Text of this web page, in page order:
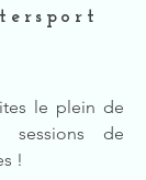
le plein de
sessions de
!